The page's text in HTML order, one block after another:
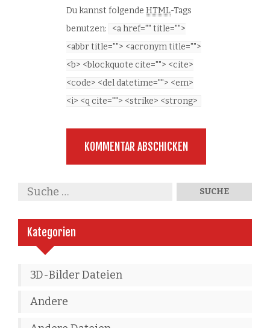
Du kannst folgende HTML-Tags
benutzen:
<a href="" title="">
<abbr title=""> <acronym title="">
<b> <blockquote cite=""> <cite>
<code> <del datetime=""> <em>
<i> <q cite=""> <strike> <strong>
Kategorien
3D-Bilder Dateien
Andere